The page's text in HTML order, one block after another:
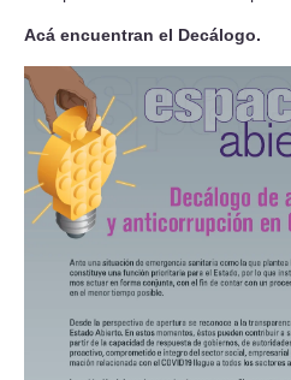
Acá encuentran el Decálogo.